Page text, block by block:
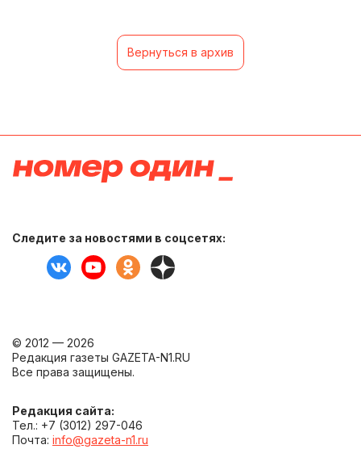
Вернуться в архив
Следите за новостями в соцсетях:
© 2012 — 2026
Редакция газеты GAZETA-N1.RU
Все права защищены.
Редакция сайта:
Тел.: +7 (3012) 297-046
Почта: info@gazeta-n1.ru